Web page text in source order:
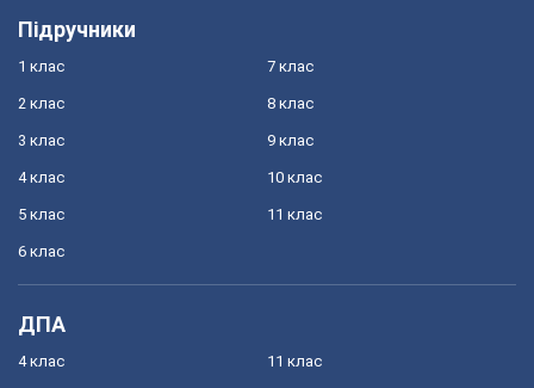
Підручники
1 клас
2 клас
3 клас
4 клас
5 клас
6 клас
7 клас
8 клас
9 клас
10 клас
11 клас
ДПА
4 клас 11 клас